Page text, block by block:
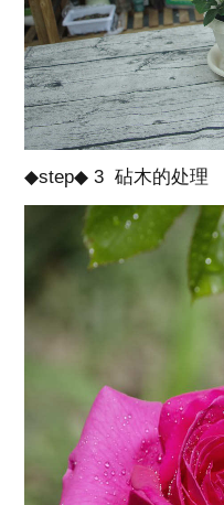
◆step◆ 3 砧木的处理